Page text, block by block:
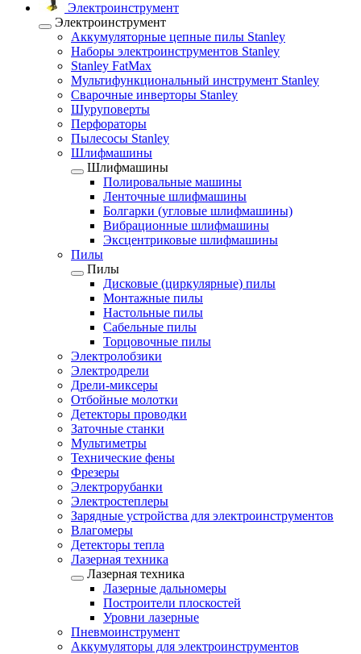
Электроинструмент
Электроинструмент
Аккумуляторные цепные пилы Stanley
Наборы электроинструментов Stanley
Stanley FatMax
Мультифункциональный инструмент Stanley
Сварочные инверторы Stanley
Шуруповерты
Перфораторы
Пылесосы Stanley
Шлифмашины
Шлифмашины
Полировальные машины
Ленточные шлифмашины
Болгарки (угловые шлифмашины)
Вибрационные шлифмашины
Эксцентриковые шлифмашины
Пилы
Пилы
Дисковые (циркулярные) пилы
Монтажные пилы
Настольные пилы
Сабельные пилы
Торцовочные пилы
Электролобзики
Электродрели
Дрели-миксеры
Отбойные молотки
Детекторы проводки
Заточные станки
Мультиметры
Технические фены
Фрезеры
Электрорубанки
Электростеплеры
Зарядные устройства для электроинструментов
Влагомеры
Детекторы тепла
Лазерная техника
Лазерная техника
Лазерные дальномеры
Построители плоскостей
Уровни лазерные
Пневмоинструмент
Аккумуляторы для электроинструментов